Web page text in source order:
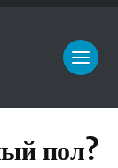
пол?